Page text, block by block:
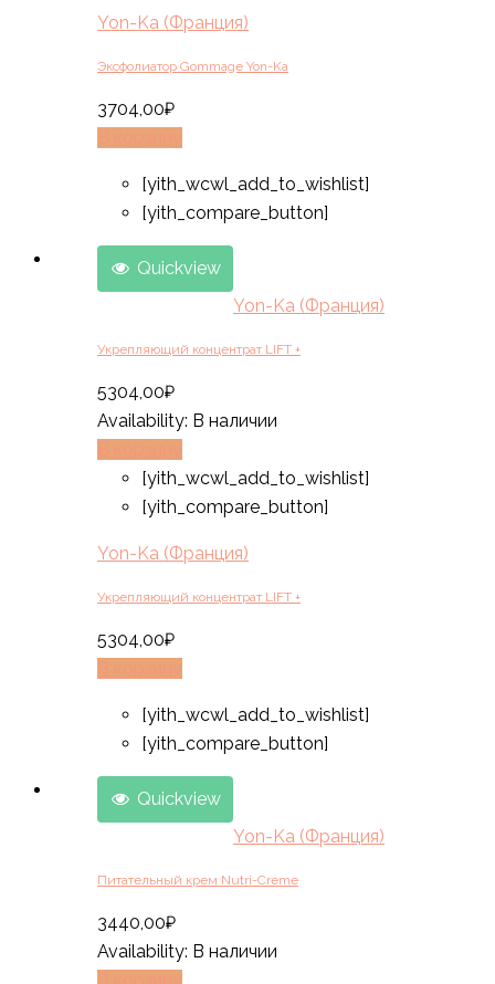
Yon-Ka (Франция)
Эксфолиатор Gommage Yon-Ka
3704,00₽
[yith_wcwl_add_to_wishlist]
[yith_compare_button]
Quickview
Yon-Ka (Франция)
Укрепляющий концентрат LIFT +
5304,00₽
Availability: В наличии
[yith_wcwl_add_to_wishlist]
[yith_compare_button]
Yon-Ka (Франция)
Укрепляющий концентрат LIFT +
5304,00₽
[yith_wcwl_add_to_wishlist]
[yith_compare_button]
Quickview
Yon-Ka (Франция)
Питательный крем Nutri-Creme
3440,00₽
Availability: В наличии